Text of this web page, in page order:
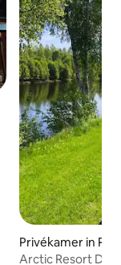
Privékamer in
Arctic Resort